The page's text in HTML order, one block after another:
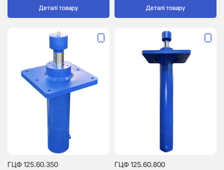
Деталі товару Деталі товару
ГЦФ 125.60.350 ГЦФ 125.60.800